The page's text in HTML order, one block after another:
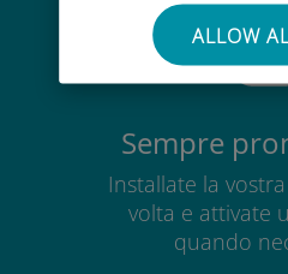
ALLOW
Sempre
Installate la
volta e attivate
quando